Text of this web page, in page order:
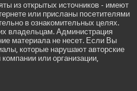
из открытых источников - имеют
или присланы посетителями
в ознакомительных целях.
владельцам. Администрация
материала не несет. Если Вы
которые нарушают авторские
или организации,